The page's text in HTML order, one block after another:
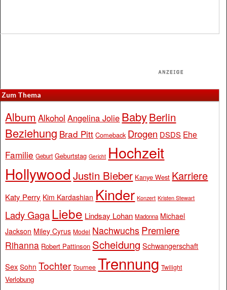
Zum Thema
Album Alkohol Angelina Jolie BabyBerlin
Beziehung Brad Pitt Comeback Drogen DSDS Ehe
Familie Geburt Geburtstag Gericht Hochzeit
Hollywood Justin Bieber Kanye West Karriere
Katy Perry Kim Kardashian Kinder Konzert Kristen Stewart
Lady Gaga Liebe Lindsay Lohan Madonna Michael
Jackson Miley Cyrus Model Nachwuchs Premiere
Rihanna Robert Pattinson Scheidung Schwangerschaft
Sex Sohn Tochter Tournee Trennung Twilight
Verlobung